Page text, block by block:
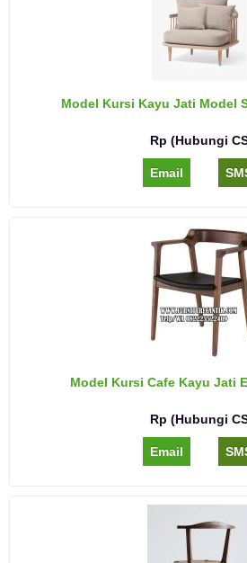
Model Kursi Kayu Jati Model
Rp (Hubungi
Email
Model Kursi Cafe Kayu Jati
Rp (Hubungi
Email